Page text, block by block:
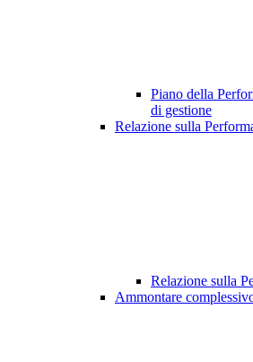
Piano della
di gestione
Relazione sulla
Relazione sulla
Ammontare